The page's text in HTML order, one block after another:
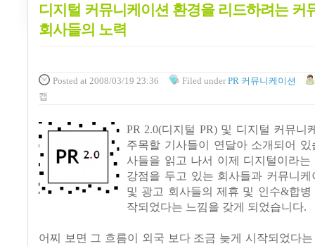
디지털 커뮤니케이션 환경을 리드하려는 커
회사들의 노력
Posted at 2008/03/19 23:36 Filed under PR 커뮤니케이션
캡
PR 2.0(디지털 PR) 및 디지털 커뮤니
주목할 기사들이 연달아 소개되어
사들을 읽고 나서 이제 디지털이라
강점을 두고 있는 회사들과 커뮤니케
및 광고 회사들의 제휴 및 인수&합
작되었다는 느낌을 갖게 되었습니다.
어찌 보면 그 흐름이 외국 보다 조금 늦게 시작되었다